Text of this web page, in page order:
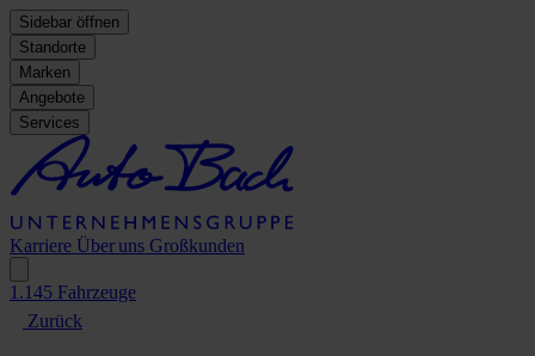
Sidebar öffnen
Standorte
Marken
Angebote
Services
Karriere Über uns Großkunden
1.145 Fahrzeuge
Zurück